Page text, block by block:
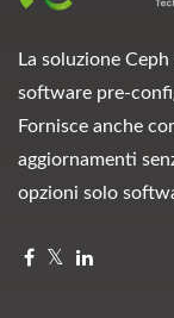
La soluzione
software pre-
Fornisce anche
aggiornamenti
opzioni solo